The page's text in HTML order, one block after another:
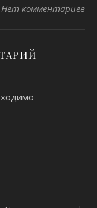
Нет комментариев